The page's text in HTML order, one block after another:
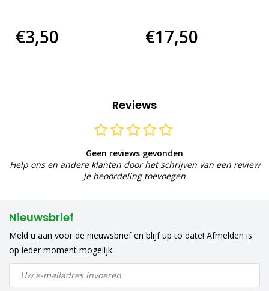
€3,50 €17,50
Reviews
Geen reviews gevonden
Help ons en andere klanten door het schrijven van een review
Je beoordeling toevoegen
Nieuwsbrief
Meld u aan voor de nieuwsbrief en blijf up to date! Afmelden is
op ieder moment mogelijk.